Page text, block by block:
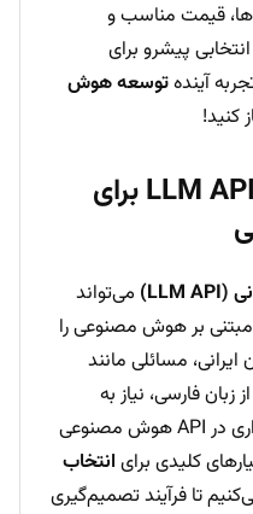
قیمت مناسب و
پیشرو برای
آیندهتوسعه هوش
نحوه انتخاب بهترین LLM API برای
می‌تواند
بر هوش مصنوعی را
مسائلی مانند
فارسی، نیاز به
تحریم‌شکن و شفافیت قیمت‌گذاری در API هوش مصنوعی
کلیدی برای انتخاب
تا فرآیند تصمیم‌گیری